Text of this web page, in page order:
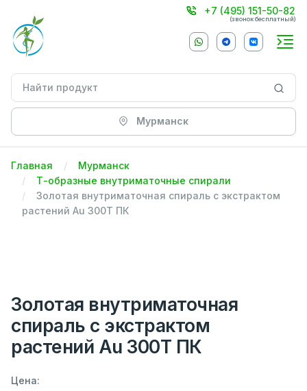
+7 (495) 151-50-82
(звонок бесплатный)
Мурманск
Главная
Мурманск
Т-образные внутриматочные спирали
Золотая внутриматочная спираль с экстрактом
растений Au 300Т ПК
Золотая внутриматочная
спираль с экстрактом
растений Au 300Т ПК
Цена: